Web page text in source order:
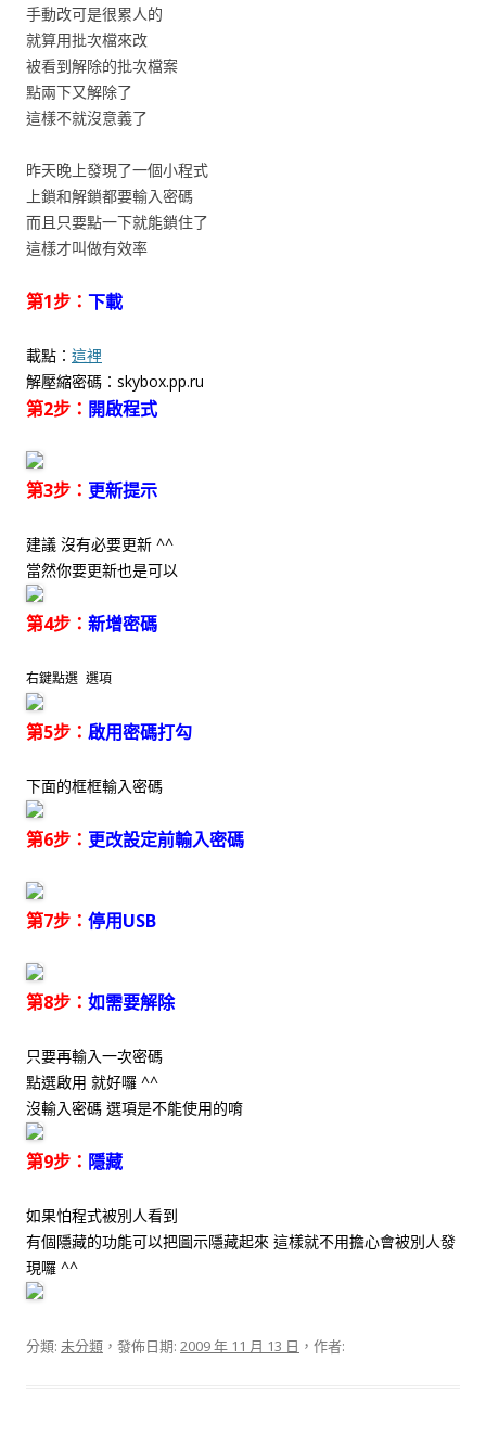
手動改可是很累人的
就算用批次檔來改
被看到解除的批次檔案
點兩下又解除了
這樣不就沒意義了
昨天晚上發現了一個小程式
上鎖和解鎖都要輸入密碼
而且只要點一下就能鎖住了
這樣才叫做有效率
第1步： 下載
載點： 這裡
解壓縮密碼：skybox.pp.ru
第2步： 開啟程式
第3步： 更新提示
建議 沒有必要更新 ^^
當然你要更新也是可以
第4步： 新增密碼
右鍵點選 選項
第5步： 啟用密碼打勾
下面的框框輸入密碼
第6步： 更改設定前輸入密碼
第7步： 停用USB
第8步： 如需要解除
只要再輸入一次密碼
點選啟用 就好囉 ^^
沒輸入密碼 選項是不能使用的唷
第9步： 隱藏
如果怕程式被別人看到
有個隱藏的功能可以把圖示隱藏起來 這樣就不用擔心會被別人發
現囉 ^^
分類: 未分類 ，發佈日期: 2009 年 11 月 13 日 ，作者: